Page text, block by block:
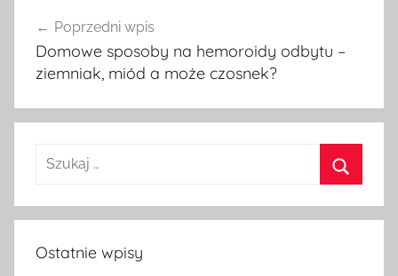
wpisu
Poprzedni wpis
Domowe sposoby na hemoroidy odbytu –
ziemniak, miód a może czosnek?
Szukaj:
Ostatnie wpisy